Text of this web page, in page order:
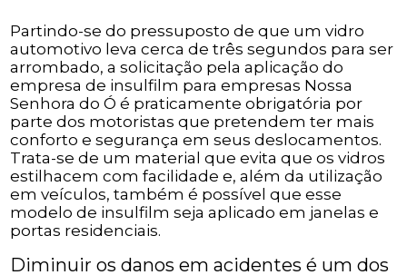
Partindo-se do pressuposto de que um vidro
automotivo leva cerca de três segundos para ser
arrombado, a solicitação pela aplicação do
empresa de insulfilm para empresas Nossa
Senhora do Ó é praticamente obrigatória por
parte dos motoristas que pretendem ter mais
conforto e segurança em seus deslocamentos.
Trata-se de um material que evita que os vidros
estilhacem com facilidade e, além da utilização
em veículos, também é possível que esse
modelo de insulfilm seja aplicado em janelas e
portas residenciais.
Diminuir os danos em acidentes é um dos